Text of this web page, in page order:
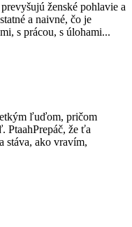
ženské pohlavie a
a naivné, čo je
s prácou, s úlohami...
ľuďom, pričom
PtaahPrepáč, že ťa
stáva, ako vravím,